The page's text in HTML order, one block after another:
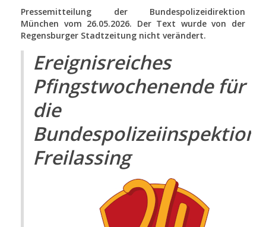
Pressemitteilung der Bundespolizeidirektion
München vom 26.05.2026. Der Text wurde von der
Regensburger Stadtzeitung nicht verändert.
Ereignisreiches
Pfingstwochenende für
die
Bundespolizeiinspektion
Freilassing